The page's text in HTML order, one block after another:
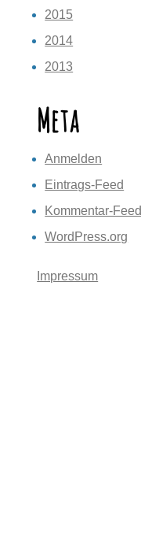
2015
2014
2013
Meta
Anmelden
Eintrags-Feed
Kommentar-Feed
WordPress.org
Impressum